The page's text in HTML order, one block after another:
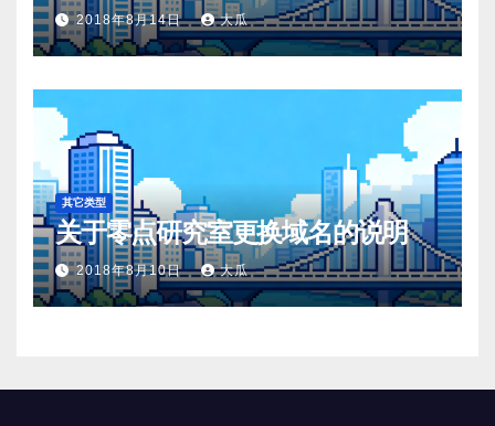
2018年8月14日 大瓜
其它类型
关于零点研究室更换域名的说明
2018年8月10日 大瓜